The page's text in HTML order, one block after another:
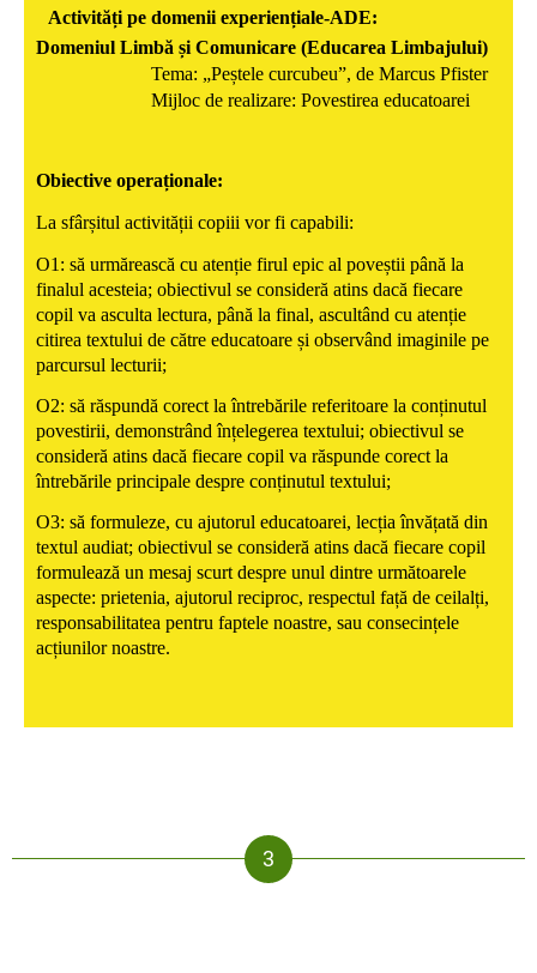
Activități pe domenii experiențiale-ADE:
Domeniul Limbă și Comunicare (Educarea Limbajului)
Tema: „Peștele curcubeu”, de Marcus Pfister
Mijloc de realizare: Povestirea educatoarei
Obiective operaționale:
La sfârșitul activității copiii vor fi capabili:
O1: să urmărească cu atenție firul epic al poveștii până la
finalul acesteia; obiectivul se consideră atins dacă fiecare
copil va asculta lectura, până la final, ascultând cu atenție
citirea textului de către educatoare și observând imaginile pe
parcursul lecturii;
O2: să răspundă corect la întrebările referitoare la conținutul
povestirii, demonstrând înțelegerea textului; obiectivul se
consideră atins dacă fiecare copil va răspunde corect la
întrebările principale despre conținutul textului;
O3: să formuleze, cu ajutorul educatoarei, lecția învățată din
textul audiat; obiectivul se consideră atins dacă fiecare copil
formulează un mesaj scurt despre unul dintre următoarele
aspecte: prietenia, ajutorul reciproc, respectul față de ceilalți,
responsabilitatea pentru faptele noastre, sau consecințele
acțiunilor noastre.